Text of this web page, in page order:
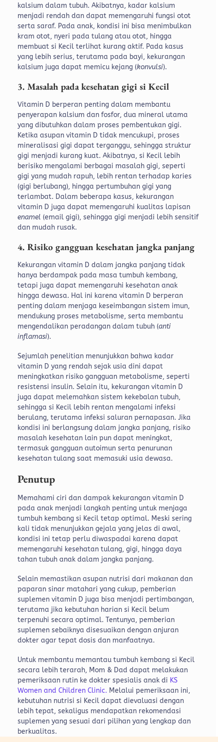
kalsium dalam tubuh. Akibatnya, kadar kalsium
menjadi rendah dan dapat memengaruhi fungsi otot
serta saraf. Pada anak, kondisi ini bisa menimbulkan
kram otot, nyeri pada tulang atau otot, hingga
membuat si Kecil terlihat kurang aktif. Pada kasus
yang lebih serius, terutama pada bayi, kekurangan
kalsium juga dapat memicu kejang (konvulsi).
3. Masalah pada kesehatan gigi si Kecil
Vitamin D berperan penting dalam membantu
penyerapan kalsium dan fosfor, dua mineral utama
yang dibutuhkan dalam proses pembentukan gigi.
Ketika asupan vitamin D tidak mencukupi, proses
mineralisasi gigi dapat terganggu, sehingga struktur
gigi menjadi kurang kuat. Akibatnya, si Kecil lebih
berisiko mengalami berbagai masalah gigi, seperti
gigi yang mudah rapuh, lebih rentan terhadap karies
(gigi berlubang), hingga pertumbuhan gigi yang
terlambat. Dalam beberapa kasus, kekurangan
vitamin D juga dapat memengaruhi kualitas lapisan
enamel (email gigi), sehingga gigi menjadi lebih sensitif
dan mudah rusak.
4. Risiko gangguan kesehatan jangka panjang
Kekurangan vitamin D dalam jangka panjang tidak
hanya berdampak pada masa tumbuh kembang,
tetapi juga dapat memengaruhi kesehatan anak
hingga dewasa. Hal ini karena vitamin D berperan
penting dalam menjaga keseimbangan sistem imun,
mendukung proses metabolisme, serta membantu
mengendalikan peradangan dalam tubuh (anti
inflamasi).
Sejumlah penelitian menunjukkan bahwa kadar
vitamin D yang rendah sejak usia dini dapat
meningkatkan risiko gangguan metabolisme, seperti
resistensi insulin. Selain itu, kekurangan vitamin D
juga dapat melemahkan sistem kekebalan tubuh,
sehingga si Kecil lebih rentan mengalami infeksi
berulang, terutama infeksi saluran pernapasan. Jika
kondisi ini berlangsung dalam jangka panjang, risiko
masalah kesehatan lain pun dapat meningkat,
termasuk gangguan autoimun serta penurunan
kesehatan tulang saat memasuki usia dewasa.
Penutup
Memahami ciri dan dampak kekurangan vitamin D
pada anak menjadi langkah penting untuk menjaga
tumbuh kembang si Kecil tetap optimal. Meski sering
kali tidak menunjukkan gejala yang jelas di awal,
kondisi ini tetap perlu diwaspadai karena dapat
memengaruhi kesehatan tulang, gigi, hingga daya
tahan tubuh anak dalam jangka panjang.
Selain memastikan asupan nutrisi dari makanan dan
paparan sinar matahari yang cukup, pemberian
suplemen vitamin D juga bisa menjadi pertimbangan,
terutama jika kebutuhan harian si Kecil belum
terpenuhi secara optimal. Tentunya, pemberian
suplemen sebaiknya disesuaikan dengan anjuran
dokter agar tepat dosis dan manfaatnya.
Untuk membantu memantau tumbuh kembang si Kecil
secara lebih terarah, Mom & Dad dapat melakukan
pemeriksaan rutin ke dokter spesialis anak di KS
Women and Children Clinic. Melalui pemeriksaan ini,
kebutuhan nutrisi si Kecil dapat dievaluasi dengan
lebih tepat, sekaligus mendapatkan rekomendasi
suplemen yang sesuai dari pilihan yang lengkap dan
berkualitas.